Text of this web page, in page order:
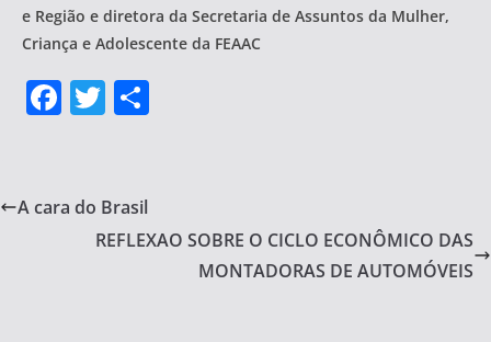
e Região e diretora da Secretaria de Assuntos da Mulher,
Criança e Adolescente da FEAAC
F
e
T
er
A cara do Brasil
REFLEXAO SOBRE O CICLO ECONÔMICO DAS
MONTADORAS DE AUTOMÓVEIS